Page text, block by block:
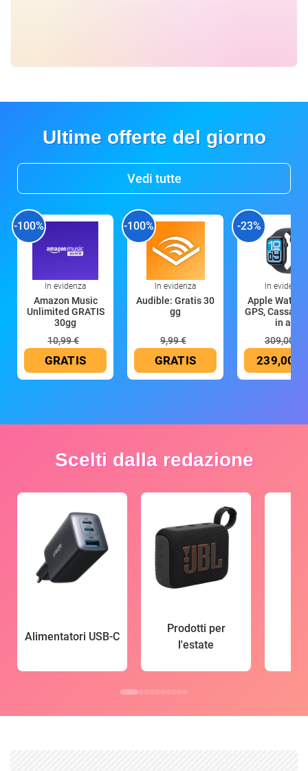
Ultime offerte del giorno
Vedi tutte
-100%
In evidenza
Amazon Music
Unlimited GRATIS
30gg
10,99 €
GRATIS
-100%
In evidenza
Audible: Gratis 30
gg
9,99 €
GRATIS
-23%
In evidenza
Apple Watch
GPS, Cassa
in all
309,00 €
239,00 €
Scelti dalla redazione
Alimentatori USB-C
Prodotti per
l'estate